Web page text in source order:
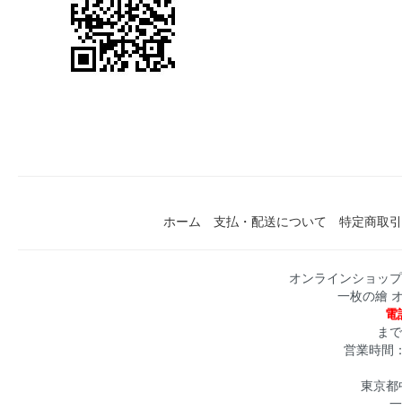
ホーム 支払・配送について 特定商取
オンラインショッ
一枚の繪
電
ま
営業時間
東京都